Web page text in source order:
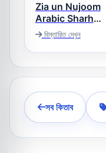
Zia un Nujoom
Arabic Sharh
Sullam ul Uloom
ضیاء النجوم عربی
شرح سلم العلوم
বিস্তারিত দেখুন
সব কিতাব